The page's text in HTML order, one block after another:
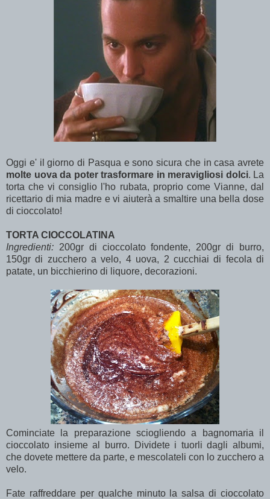
Oggi e' il giorno di Pasqua e sono sicura che in casa avrete
molte uova da poter trasformare in meravigliosi dolci. La
torta che vi consiglio l'ho rubata, proprio come Vianne, dal
ricettario di mia madre e vi aiuterà a smaltire una bella dose
di cioccolato!
TORTA CIOCCOLATINA
Ingredienti: 200gr di cioccolato fondente, 200gr di burro,
150gr di zucchero a velo, 4 uova, 2 cucchiai di fecola di
patate, un bicchierino di liquore, decorazioni.
Cominciate la preparazione sciogliendo a bagnomaria il
cioccolato insieme al burro. Dividete i tuorli dagli albumi,
che dovete mettere da parte, e mescolateli con lo zucchero a
velo.
Fate raffreddare per qualche minuto la salsa di cioccolato